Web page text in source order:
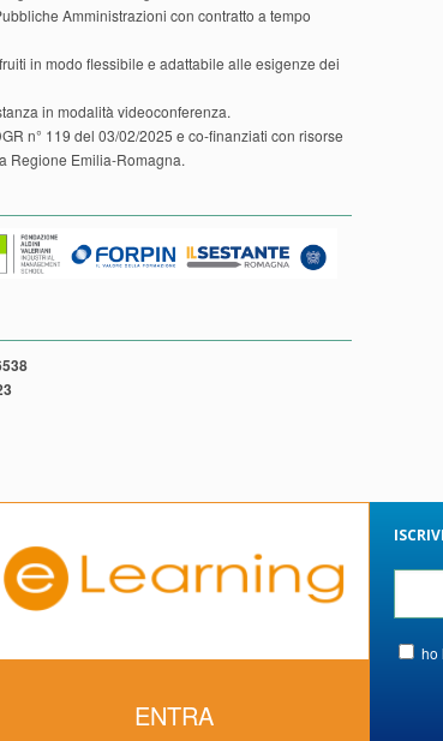
Amministrazioni con contratto a tempo
in modo flessibile e adattabile alle esigenze dei
in modalità videoconferenza.
n° 119 del 03/02/2025 e co-finanziati con risorse
Regione Emilia-Romagna.
ENTRA
ho